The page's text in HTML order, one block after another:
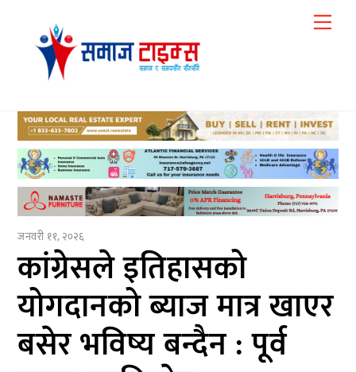
content
जनवरी ११, २०२६
कांग्रेसले इतिहासको
योगदानको ब्याज मात्र खाएर
बसेर भविष्य बन्दैन : पूर्व